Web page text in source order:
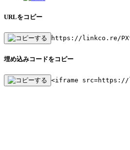
URLをコピー
https://linkco.re/
埋め込みコードをコピー
<iframe src=https://